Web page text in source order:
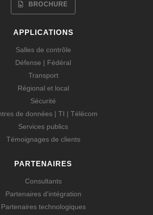
BROCHURE
APPLICATIONS
Salles de contrôle
Défense | Fédéral
Transport
Régional et local
Sécurité
de données | TI | Télécom
Services publics
Témoignages de clients
PARTENAIRES
Consultants
Partenaires d'intégration
Partenaires technologiques